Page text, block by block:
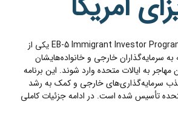
گلدن ویزای آمریکا یا EB-5 Immigrant Investor Program یکی از
به سرمایه‌گذاران خارجی و خانواده‌هایشان
مهاجر به ایالات متحده وارد شوند. این برنامه
جذب سرمایه‌گذاری‌های خارجی و کمک به رشد
تأسیس شده است. در ادامه جزئیات کاملی